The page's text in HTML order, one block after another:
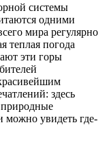
системы
одними
мира регулярно
теплая погода
эти горы
здесь
можно увидеть где-